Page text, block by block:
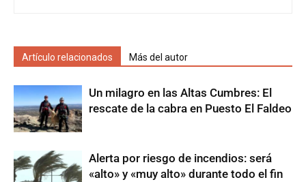
Artículo relacionados Más del autor
Un milagro en las Altas Cumbres: El
rescate de la cabra en Puesto El Faldeo
Alerta por riesgo de incendios: será
«alto» y «muy alto» durante todo el fin